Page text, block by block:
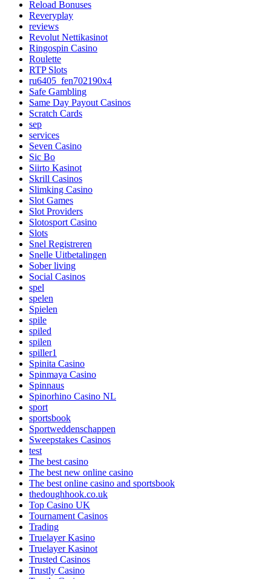
Reload Bonuses
Reveryplay
reviews
Revolut Nettikasinot
Ringospin Casino
Roulette
RTP Slots
ru6405_fen702190x4
Safe Gambling
Same Day Payout Casinos
Scratch Cards
sep
services
Seven Casino
Sic Bo
Siirto Kasinot
Skrill Casinos
Slimking Casino
Slot Games
Slot Providers
Slotosport Casino
Slots
Snel Registreren
Snelle Uitbetalingen
Sober living
Social Casinos
spel
spelen
Spielen
spile
spiled
spilen
spiller1
Spinita Casino
Spinmaya Casino
Spinnaus
Spinorhino Casino NL
sport
sportsbook
Sportweddenschappen
Sweepstakes Casinos
test
The best casino
The best new online casino
The best online casino and sportsbook
thedoughhook.co.uk
Top Casino UK
Tournament Casinos
Trading
Truelayer Kasino
Truelayer Kasinot
Trusted Casinos
Trustly Casino